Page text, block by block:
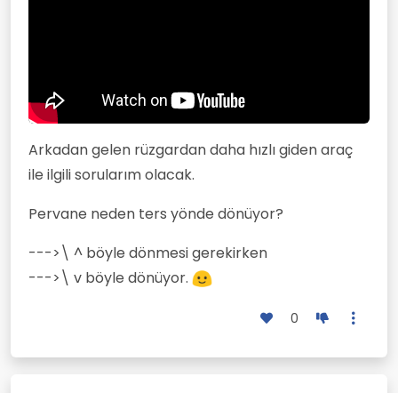
Arkadan gelen rüzgardan daha hızlı giden araç
ile ilgili sorularım olacak.
Pervane neden ters yönde dönüyor?
--->\ ^ böyle dönmesi gerekirken
--->\ v böyle dönüyor.
0